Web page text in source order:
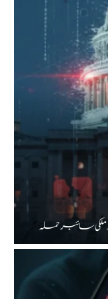
سائبر حملہ